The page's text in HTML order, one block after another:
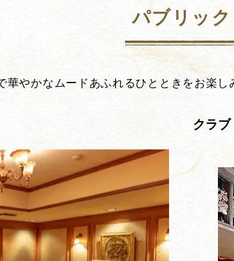
パブリック
やかなムードあふれるひとときをお楽し
クラブ